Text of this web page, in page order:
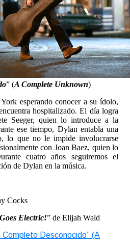
” (A Complete Unknown)
esperando conocer a su ídolo,
hospitalizado. El día logra
Seeger, quien lo introduce a la
ese tiempo, Dylan entabla una
lo que no le impide involucrarse
con Joan Baez, quien lo
cuatro años seguiremos el
de Dylan en la música.
Cocks
Electric!” de Elijah Wald
Completo Desconocido” (A